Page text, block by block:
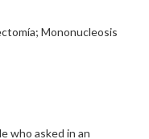
Mononucleosis
who asked in an